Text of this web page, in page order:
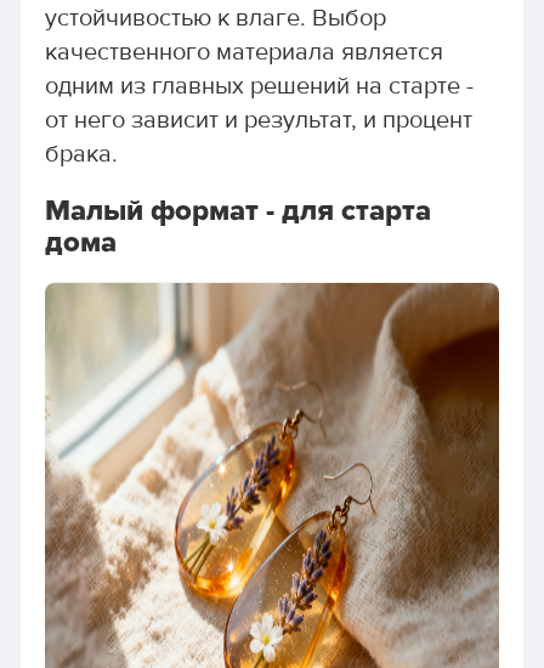
устойчивостью к влаге. Выбор
качественного материала является
одним из главных решений на старте -
от него зависит и результат, и процент
брака.
Малый формат - для старта
дома